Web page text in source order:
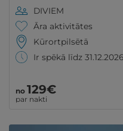
DIVIEM
Āra aktivitātes
Kūrortpilsētā
Ir spēkā līdz 31.12.2026
no 129€
par nakti